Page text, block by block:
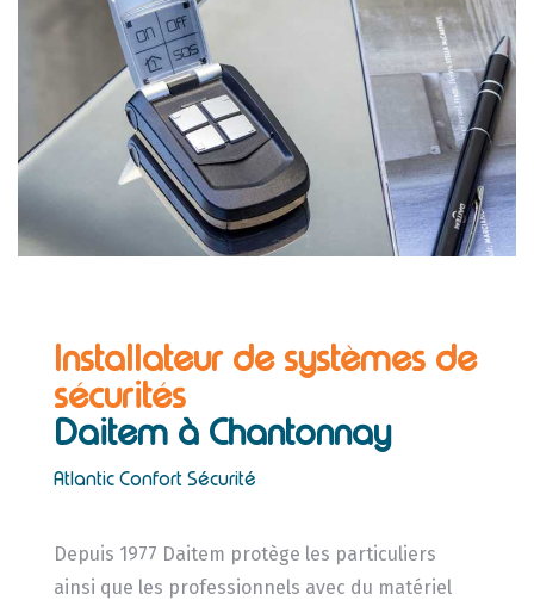
Installateur de systèmes de
sécurités
Daitemà Chantonnay
Atlantic Confort Sécurité
Depuis 1977 Daitem protège les particuliers
ainsi que les professionnels avec du matériel